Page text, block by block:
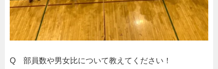
Q 部員数や男女比について教えてください！